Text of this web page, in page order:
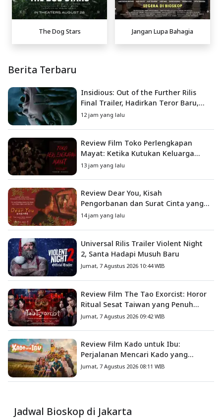
The Dog Stars Jangan Lupa Bahagia
Berita Terbaru
Insidious: Out of the Further Rilis
Final Trailer, Hadirkan Teror Baru,
Iblis Kini Masuk ke Dunia Manusia
12 jam yang lalu
Review Film Toko Perlengkapan
Mayat: Ketika Kutukan Keluarga
Menjadi Sumber Teror yang
13 jam yang lalu
Review Dear You, Kisah
Pengorbanan dan Surat Cinta yang
Menyentuh Hati
14 jam yang lalu
Universal Rilis Trailer Violent Night
2, Santa Hadapi Musuh Baru
Jumat, 7 Agustus 2026 10:44 WIB
Review Film The Tao Exorcist: Horor
Ritual Sesat Taiwan yang Penuh
Misteri dan Teror Psikologis
Jumat, 7 Agustus 2026 09:42 WIB
Review Film Kado untuk Ibu:
Perjalanan Mencari Kado yang
Mengajarkan Arti Keluarga
Jumat, 7 Agustus 2026 08:11 WIB
Jadwal Bioskop di Jakarta